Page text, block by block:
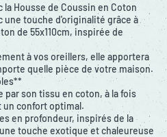
la Housse de Coussin en Coton
touche d'originalité grâce à
de 55x110cm, inspirée de
à vos oreillers, elle apportera
quelle pièce de votre maison.
son tissu en coton, à la fois
confort optimal.
en profondeur, inspirés de la
touche exotique et chaleureuse